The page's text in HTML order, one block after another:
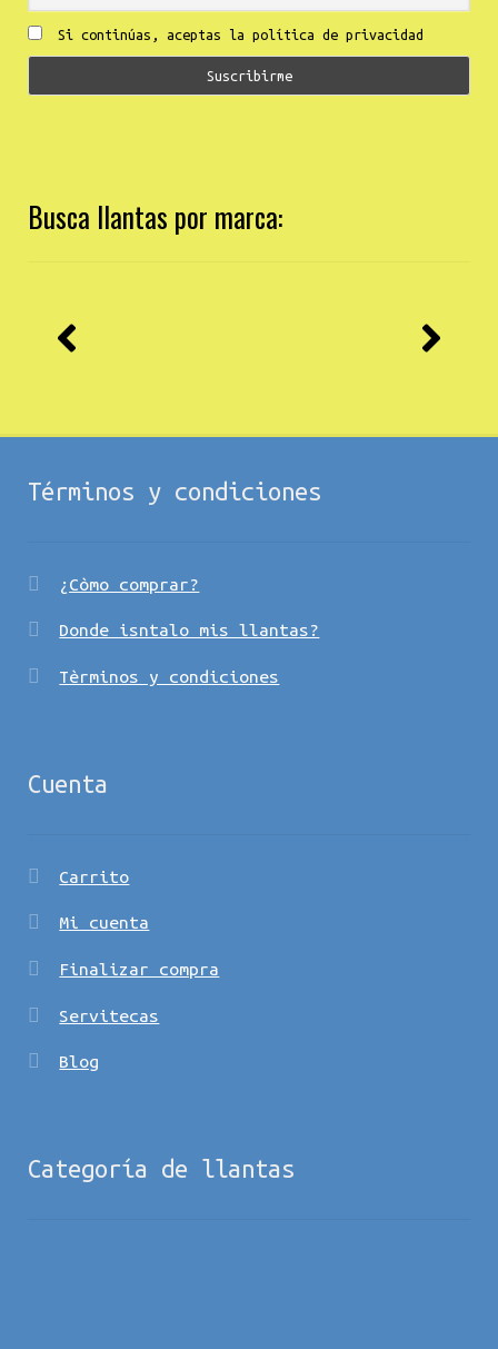
Si continúas, aceptas la política de privacidad
Busca llantas por marca:
Términos y condiciones
¿Còmo comprar?
Donde isntalo mis llantas?
Tèrminos y condiciones
Cuenta
Carrito
Mi cuenta
Finalizar compra
Servitecas
Blog
Categoría de llantas